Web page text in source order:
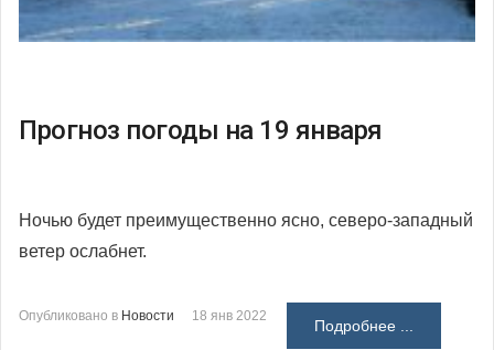
Прогноз погоды на 19 января
Ночью будет преимущественно ясно, северо-западный
ветер ослабнет.
Опубликовано в Новости 18 янв 2022
Подробнее ...